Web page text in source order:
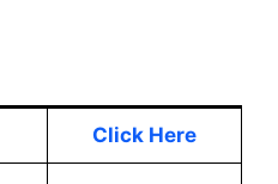
Click Here